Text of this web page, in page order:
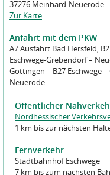
37276 Meinhard-Neuerode
Zur Karte
Anfahrt mit dem PKW
A7 Ausfahrt Bad Hersfeld,
Eschwege-Grebendorf –
Göttingen – B27 Eschwege
Neuerode.
Öffentlicher
Nordhessischer
1 km bis zur nächsten
Fernverkehr
Stadtbahnhof Eschwege
7 km bis zum nächsten